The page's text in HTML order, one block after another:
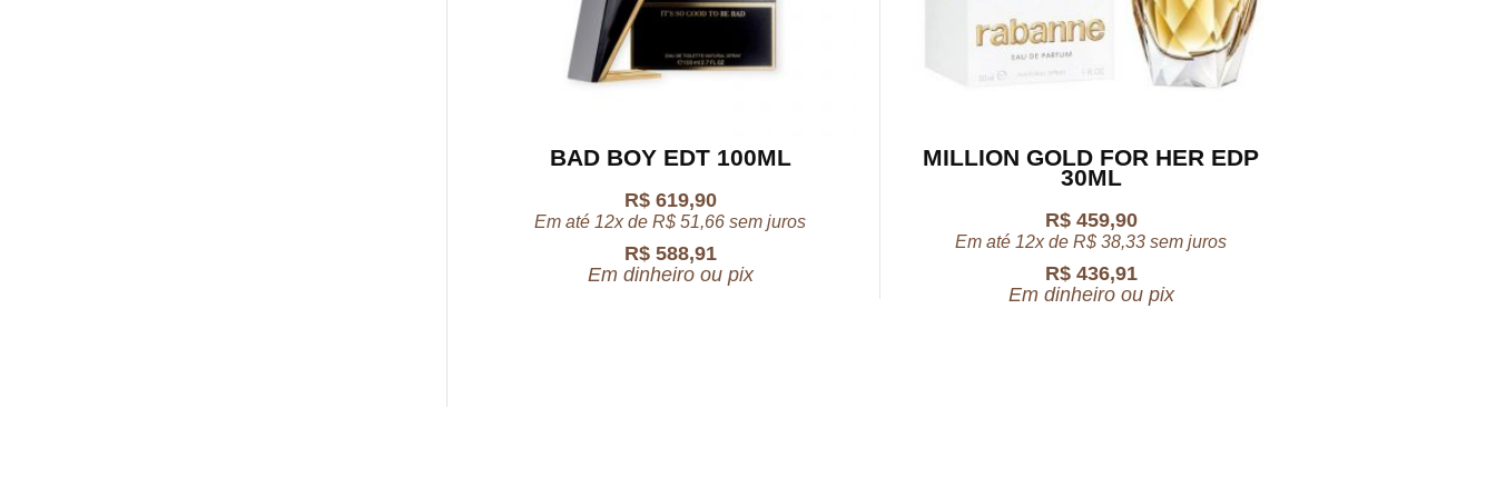
BAD BOY EDT 100ML
R$619,90
Em até 12x deR$ 51,66 sem juros
R$588,91
Em dinheiro ou pix
MILLION GOLD FOR HER EDP
30ML
R$459,90
Em até 12x deR$ 38,33 sem juros
R$436,91
Em dinheiro ou pix